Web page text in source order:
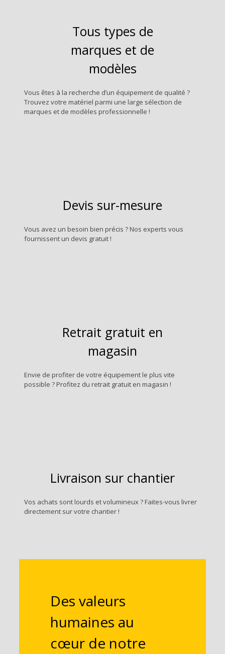
Tous types de
marques et de
modèles
Vous êtes à la recherche d’un équipement de qualité ?
Trouvez votre matériel parmi une large sélection de
marques et de modèles professionnelle !
Devis sur-mesure
Vous avez un besoin bien précis ? Nos experts vous
fournissent un devis gratuit !
Retrait gratuit en
magasin
Envie de profiter de votre équipement le plus vite
possible ? Profitez du retrait gratuit en magasin !
Livraison sur chantier
Vos achats sont lourds et volumineux ? Faites-vous livrer
directement sur votre chantier !
Des valeurs
humaines au
cœur de notre